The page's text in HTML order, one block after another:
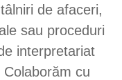
de afaceri,
sau proceduri
interpretariat
cu